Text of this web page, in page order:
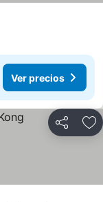
precios
Ver precios
Compartir